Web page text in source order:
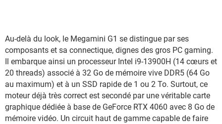
Au-delà du look, le Megamini G1 se distingue par ses
composants et sa connectique, dignes des gros PC gaming.
Il embarque ainsi un processeur Intel i9-13900H (14 cœurs et
20 threads) associé à 32 Go de mémoire vive DDR5 (64 Go
au maximum) et à un SSD rapide de 1 ou 2 To. Surtout, ce
moteur déjà très correct est secondé par une véritable carte
graphique dédiée à base de GeForce RTX 4060 avec 8 Go de
mémoire vidéo. Un circuit haut de gamme capable de faire